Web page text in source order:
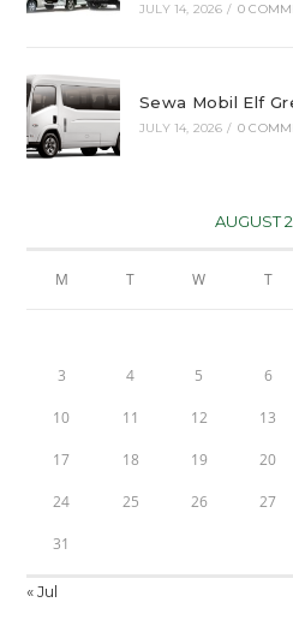
JULY 14, 2026 / 0
Sewa Mobil Elf
JULY 14, 2026 / 0
AUGUST
M T W T
3 4 5 6
10 11 12 13
17 18 19 20
24 25 26 27
31
« Jul